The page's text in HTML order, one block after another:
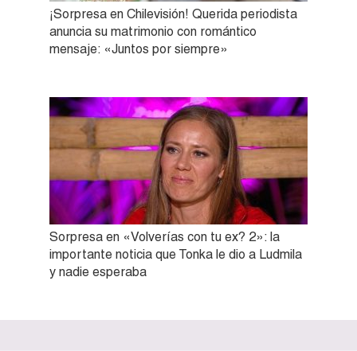
¡Sorpresa en Chilevisión! Querida periodista
anuncia su matrimonio con romántico
mensaje: «Juntos por siempre»
Sorpresa en «Volverías con tu ex? 2»: la
importante noticia que Tonka le dio a Ludmila
y nadie esperaba